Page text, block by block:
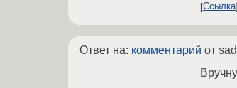
Ссылка
Ответ на: комментарий от